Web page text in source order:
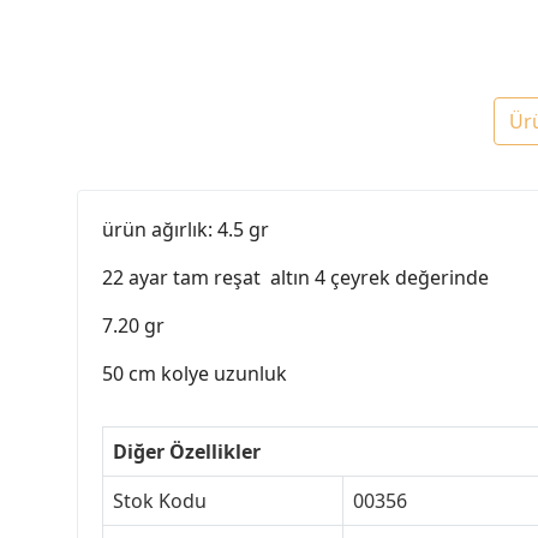
ürün ağırlık: 4.5 gr
22 ayar tam reşat altın 4 çeyrek değerinde
7.20 gr
50 cm kolye uzunluk
Diğer Özellikler
Stok Kodu
00356